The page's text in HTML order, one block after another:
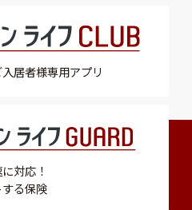
入居者様専用アプリ
対応！
る保険